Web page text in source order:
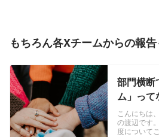
もちろん各Xチームからの報告
部門横断
ム」って
式会社
こんにちは
の渡辺です
度について